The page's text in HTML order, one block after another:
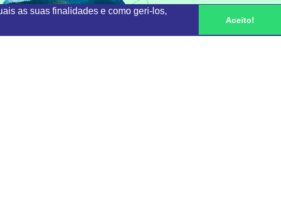
as suas finalidades e como geri-los,
Aceito!